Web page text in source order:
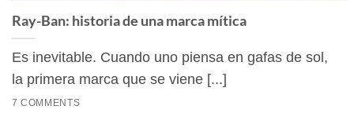
Ray-Ban: historia de una marca mítica
Es inevitable. Cuando uno piensa en gafas de sol,
la primera marca que se viene [...]
7 COMMENTS